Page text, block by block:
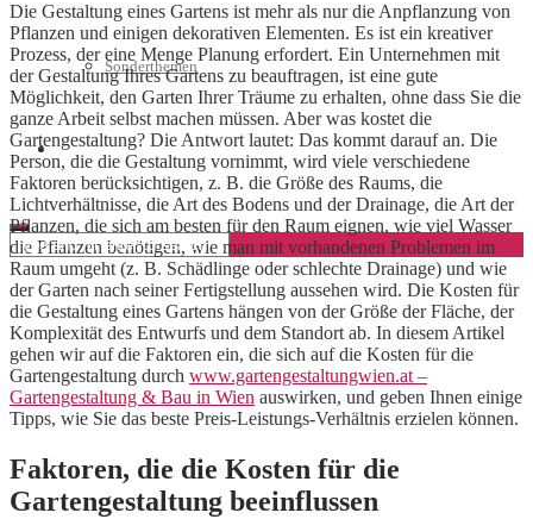
Sonderthemen
Geschäftskonto eröffnen
Die Gestaltung eines Gartens ist mehr als nur die Anpflanzung von
Pflanzen und einigen dekorativen Elementen. Es ist ein kreativer
Prozess, der eine Menge Planung erfordert. Ein Unternehmen mit
der Gestaltung Ihres Gartens zu beauftragen, ist eine gute
Möglichkeit, den Garten Ihrer Träume zu erhalten, ohne dass Sie die
ganze Arbeit selbst machen müssen. Aber was kostet die
Gartengestaltung? Die Antwort lautet: Das kommt darauf an. Die
Person, die die Gestaltung vornimmt, wird viele verschiedene
Faktoren berücksichtigen, z. B. die Größe des Raums, die
Lichtverhältnisse, die Art des Bodens und der Drainage, die Art der
Pflanzen, die sich am besten für den Raum eignen, wie viel Wasser
die Pflanzen benötigen, wie man mit vorhandenen Problemen im
Raum umgeht (z. B. Schädlinge oder schlechte Drainage) und wie
der Garten nach seiner Fertigstellung aussehen wird. Die Kosten für
die Gestaltung eines Gartens hängen von der Größe der Fläche, der
Komplexität des Entwurfs und dem Standort ab. In diesem Artikel
gehen wir auf die Faktoren ein, die sich auf die Kosten für die
Gartengestaltung durch www.gartengestaltungwien.at –
Gartengestaltung & Bau in Wien auswirken, und geben Ihnen einige
Tipps, wie Sie das beste Preis-Leistungs-Verhältnis erzielen können.
Faktoren, die die Kosten für die
Gartengestaltung beeinflussen